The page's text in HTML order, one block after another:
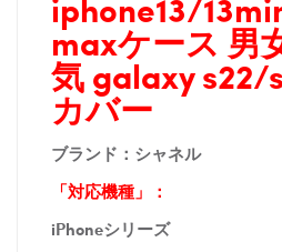
maxケース 男
気galaxy s22/
カバー
ブランド：シャネル
「対応機種」：
iPhoneシリーズ